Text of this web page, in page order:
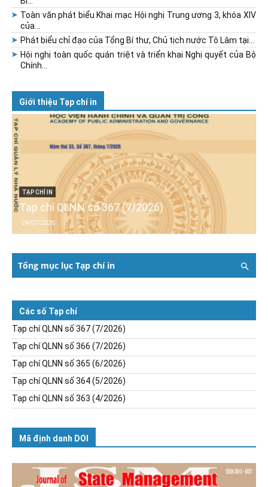
Toàn văn phát biểu Khai mạc Hội nghị Trung ương 3, khóa XIV
của...
Phát biểu chỉ đạo của Tổng Bí thư, Chủ tịch nước Tô Lâm tại...
Hội nghị toàn quốc quán triệt và triển khai Nghị quyết của Bộ
Chính...
Giới thiệu Tạp chí in
TẠP CHÍ IN
Tạp chí QLNN số 367 (7/2026)
24/07/2026
Tổng mục lục Tạp chí in
Các số Tạp chí
Tạp chí QLNN số 367 (7/2026)
Tạp chí QLNN số 366 (7/2026)
Tạp chí QLNN số 365 (6/2026)
Tạp chí QLNN số 364 (5/2026)
Tạp chí QLNN số 363 (4/2026)
Mã định danh DOI